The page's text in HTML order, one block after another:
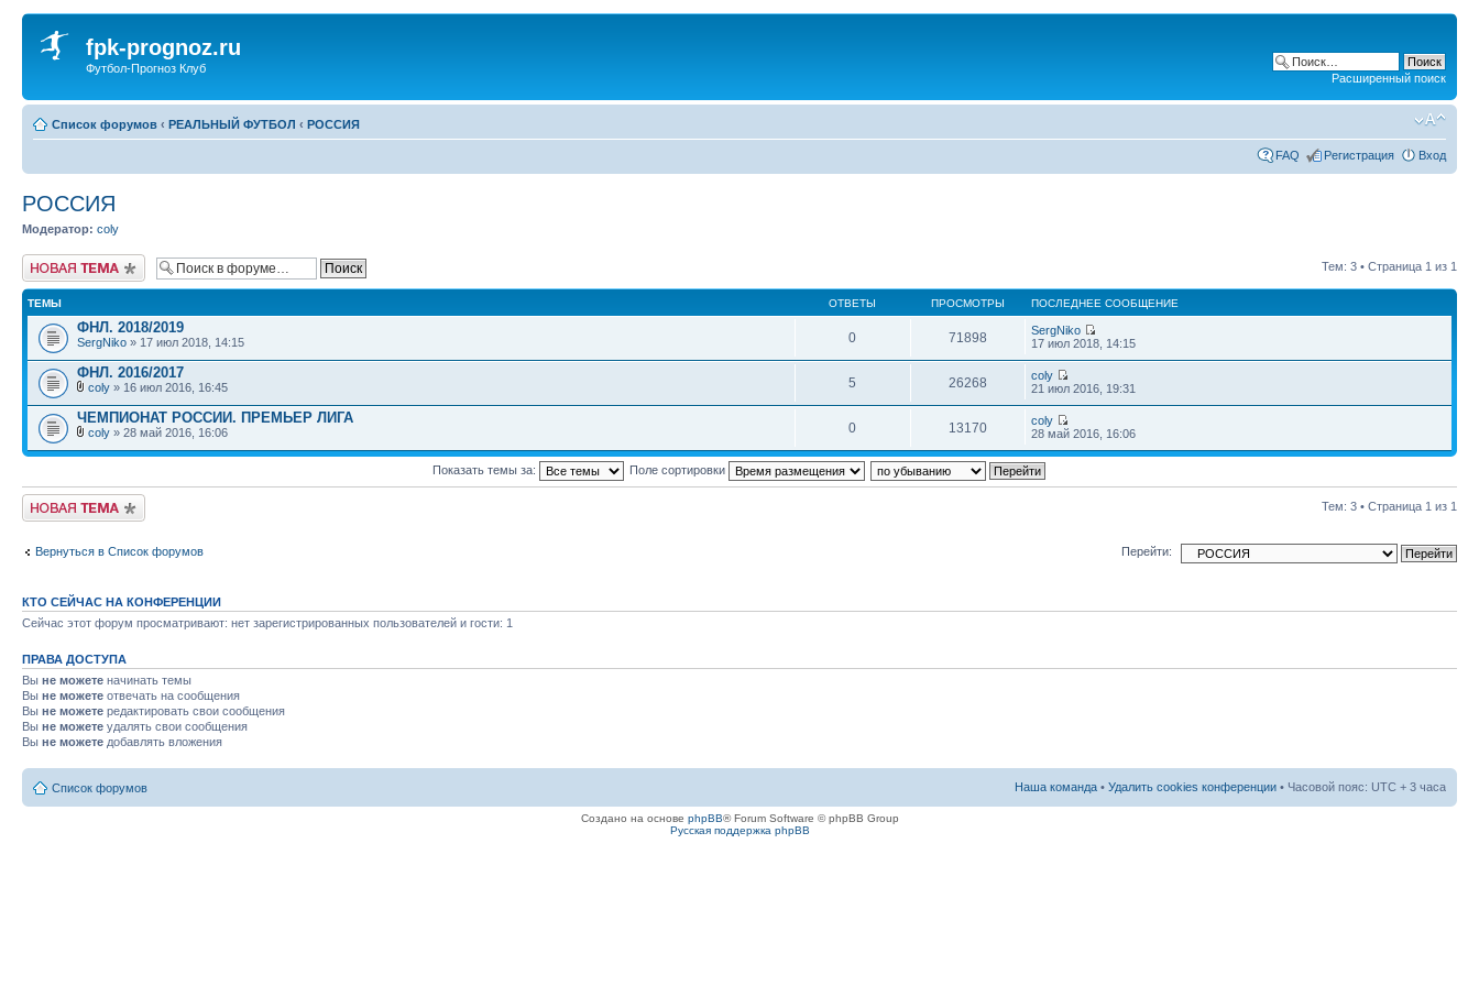
fpk-prognoz.ru
Футбол-Прогноз Клуб
Расширенный поиск
Список форумов ‹ РЕАЛЬНЫЙ ФУТБОЛ ‹ РОССИЯ
FAQ Регистрация Вход
РОССИЯ
Модератор: coly
Новая тема Тем: 3 • Страница 1 из 1
ТЕМЫ ОТВЕТЫ ПРОСМОТРЫ ПОСЛЕДНЕЕ СООБЩЕНИЕ
ФНЛ. 2018/2019
SergNiko » 17 июл 2018, 14:15 0 71898
SergNiko
17 июл 2018, 14:15
ФНЛ. 2016/2017
coly » 16 июл 2016, 16:45 5 26268
coly
21 июл 2016, 19:31
ЧЕМПИОНАТ РОССИИ. ПРЕМЬЕР ЛИГА
coly » 28 май 2016, 16:06 0 13170
coly
28 май 2016, 16:06
Показать темы за: Поле сортировки
Новая тема Тем: 3 • Страница 1 из 1
Вернуться в Список форумов Перейти:
КТО СЕЙЧАС НА КОНФЕРЕНЦИИ
Сейчас этот форум просматривают: нет зарегистрированных пользователей и гости: 1
ПРАВА ДОСТУПА
Вы не можете начинать темы
Вы не можете отвечать на сообщения
Вы не можете редактировать свои сообщения
Вы не можете удалять свои сообщения
Вы не можете добавлять вложения
Список форумов Наша команда • Удалить cookies конференции • Часовой пояс: UTC + 3 часа
Создано на основе phpBB® Forum Software © phpBB Group
Русская поддержка phpBB